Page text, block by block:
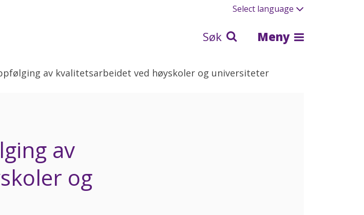
Select language
Søk Meny
av kvalitetsarbeidet ved høyskoler og universiteter
av
og